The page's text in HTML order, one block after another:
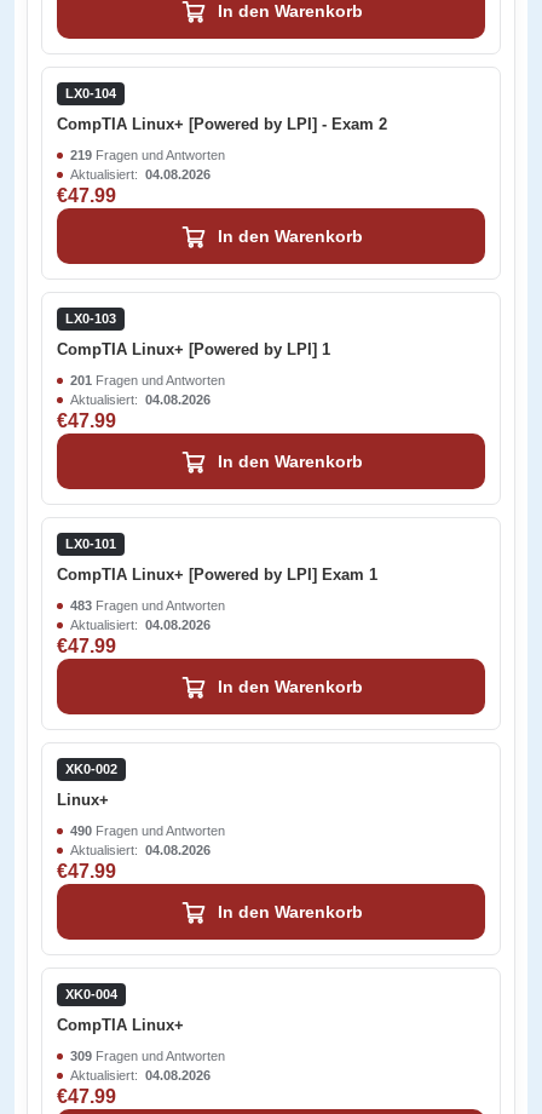
In den Warenkorb
LX0-104
CompTIA Linux+ [Powered by LPI] - Exam 2
219 Fragen und Antworten
Aktualisiert: 04.08.2026
€47.99
In den Warenkorb
LX0-103
CompTIA Linux+ [Powered by LPI] 1
201 Fragen und Antworten
Aktualisiert: 04.08.2026
€47.99
In den Warenkorb
LX0-101
CompTIA Linux+ [Powered by LPI] Exam 1
483 Fragen und Antworten
Aktualisiert: 04.08.2026
€47.99
In den Warenkorb
XK0-002
Linux+
490 Fragen und Antworten
Aktualisiert: 04.08.2026
€47.99
In den Warenkorb
XK0-004
CompTIA Linux+
309 Fragen und Antworten
Aktualisiert: 04.08.2026
€47.99